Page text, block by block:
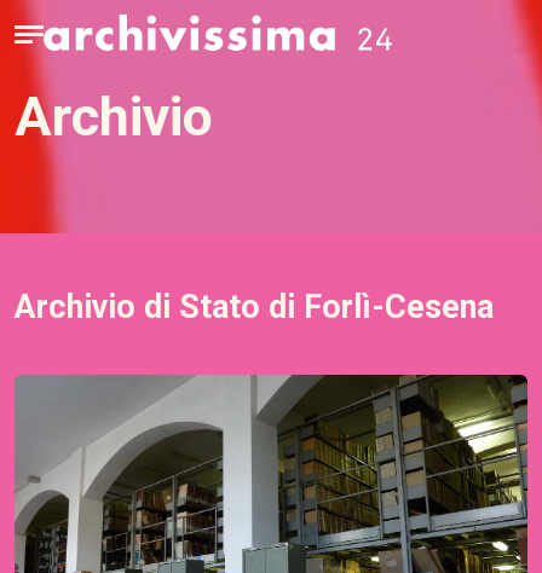
Home page
Apri il menu
archivio
Archivio di Stato di Forlì-Cesena